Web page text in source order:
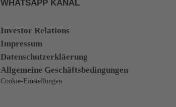
WHATSAPP KANAL
Investor Relations
Impressum
Datenschutzerkläerung
Allgemeine Geschäftsbedingungen
Cookie-Einstellungen